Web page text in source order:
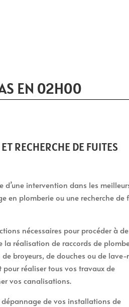
EN 02H00
RECHERCHE DE FUITES
d’une intervention dans les
en plomberie ou une recherche de
nécessaires pour procéder à
la réalisation de raccords de
broyeurs, de douches ou de lave-
réaliser tous vos travaux de
vos canalisations.
dépannage de vos installations de